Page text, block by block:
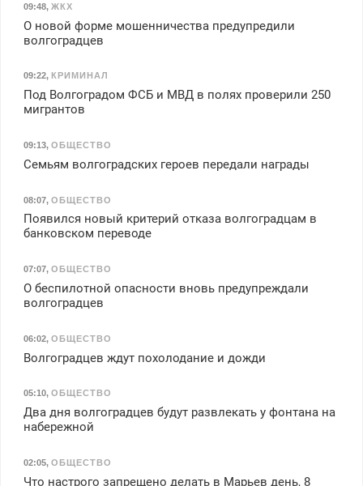
09:48, ЖКХ
О новой форме мошенничества предупредили
волгоградцев
09:22, КРИМИНАЛ
Под Волгоградом ФСБ и МВД в полях проверили 250
мигрантов
09:13, ОБЩЕСТВО
Семьям волгоградских героев передали награды
08:07, ОБЩЕСТВО
Появился новый критерий отказа волгоградцам в
банковском переводе
07:07, ОБЩЕСТВО
О беспилотной опасности вновь предупреждали
волгоградцев
06:02, ОБЩЕСТВО
Волгоградцев ждут похолодание и дожди
05:10, ОБЩЕСТВО
Два дня волгоградцев будут развлекать у фонтана на
набережной
02:05, ОБЩЕСТВО
Что настрого запрещено делать в Марьев день, 8